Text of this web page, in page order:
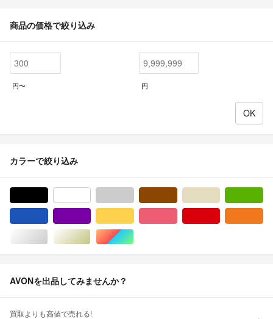
商品の価格で絞り込み
円〜 円
カラーで絞り込み
シルバー/銀色系ゴールド/金色系マルチカラー
AVONを出品してみませんか？
買取よりも高値で売れる!